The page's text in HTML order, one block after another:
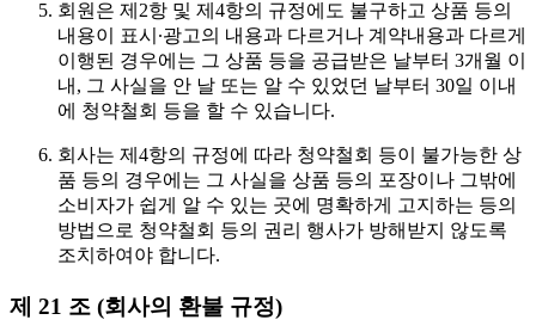
회원은 제2항 및 제4항의 규정에도 불구하고 상품 등의
내용이 표시∙광고의 내용과 다르거나 계약내용과 다르게
이행된 경우에는 그 상품 등을 공급받은 날부터 3개월 이
내, 그 사실을 안 날 또는 알 수 있었던 날부터 30일 이내
에 청약철회 등을 할 수 있습니다.
회사는 제4항의 규정에 따라 청약철회 등이 불가능한 상
품 등의 경우에는 그 사실을 상품 등의 포장이나 그밖에
소비자가 쉽게 알 수 있는 곳에 명확하게 고지하는 등의
방법으로 청약철회 등의 권리 행사가 방해받지 않도록
조치하여야 합니다.
제 21 조 (회사의 환불 규정)